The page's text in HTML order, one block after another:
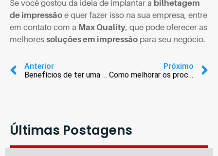
Se você gostou da ideia de implantar a bilhetagem
de impressão e quer fazer isso na sua empresa, entre
em contato com a Max Quality, que pode oferecer as
melhores soluções em impressão para seu negócio.
Anterior
Benefícios de ter uma multifuncional alugada no escritório
Próximo
Como melhorar os processos de impressão do escritório
Últimas Postagens